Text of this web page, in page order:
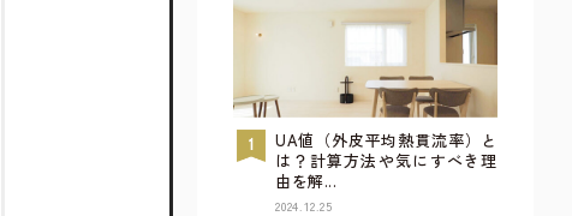
UA値（外皮平均熱貫流率）と
は？計算方法や気にすべき理
由を解...
2024.12.25